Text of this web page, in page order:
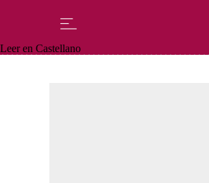
Leer en Castellano